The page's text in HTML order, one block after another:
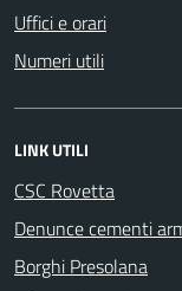
Uffici e orari
Numeri utili
LINK UTILI
CSC Rovetta
Denunce cementi
Borghi Presolana